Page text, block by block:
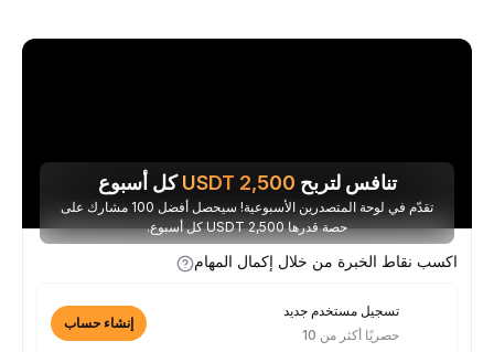
تنافس لتربح 2,500
USDTكل أسبوع
تقدّم في لوحة المتصدرين الأسبوعية! سيحصل أفضل 100 مشارك على
حصة قدرها 2,500 USDT كل أسبوع.
اكسب نقاط الخبرة من خلال إكمال المهام
تسجيل مستخدم جديد
حصريًا أكثر من 10
إنشاء حساب